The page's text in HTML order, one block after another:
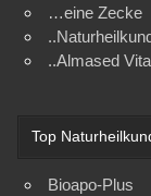
…eine Zecke
..Almased
Top
Bioapo-Plus